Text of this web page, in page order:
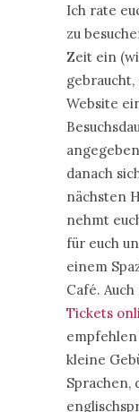
Ich rate
zu
Zeit ein
gebraucht,
Website
danach
nächsten
nehmt
für euch
einem
Café.
Tickets
kleine
Sprachen,